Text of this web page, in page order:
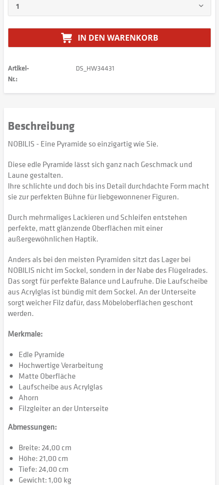
IN DEN WARENKORB
Artikel-
Nr.:
DS_HW34431
Beschreibung
NOBILIS - Eine Pyramide so einzigartig wie Sie.
Diese edle Pyramide lässt sich ganz nach Geschmack und
Laune gestalten.
Ihre schlichte und doch bis ins Detail durchdachte Form macht
sie zur perfekten Bühne für liebgewonnener Figuren.
Durch mehrmaliges Lackieren und Schleifen entstehen
perfekte, matt glänzende Oberflächen mit einer
außergewöhnlichen Haptik.
Anders als bei den meisten Pyramiden sitzt das Lager bei
NOBILIS nicht im Sockel, sondern in der Nabe des Flügelrades.
Das sorgt für perfekte Balance und Laufruhe. Die Laufscheibe
aus Acrylglas ist bündig mit dem Sockel. An der Unterseite
sorgt weicher Filz dafür, dass Möbeloberflächen geschont
werden.
Merkmale:
Edle Pyramide
Hochwertige Verarbeitung
Matte Oberfläche
Laufscheibe aus Acrylglas
Ahorn
Filzgleiter an der Unterseite
Abmessungen:
Breite: 24,00 cm
Höhe: 21,00 cm
Tiefe: 24,00 cm
Gewicht: 1,00 kg